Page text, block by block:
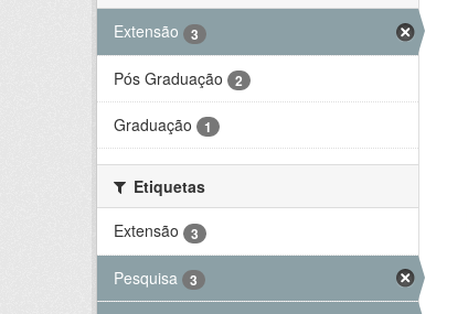
Extensão
3
Pós Graduação 2
Graduação 1
Etiquetas
Extensão
3
Pesquisa 3